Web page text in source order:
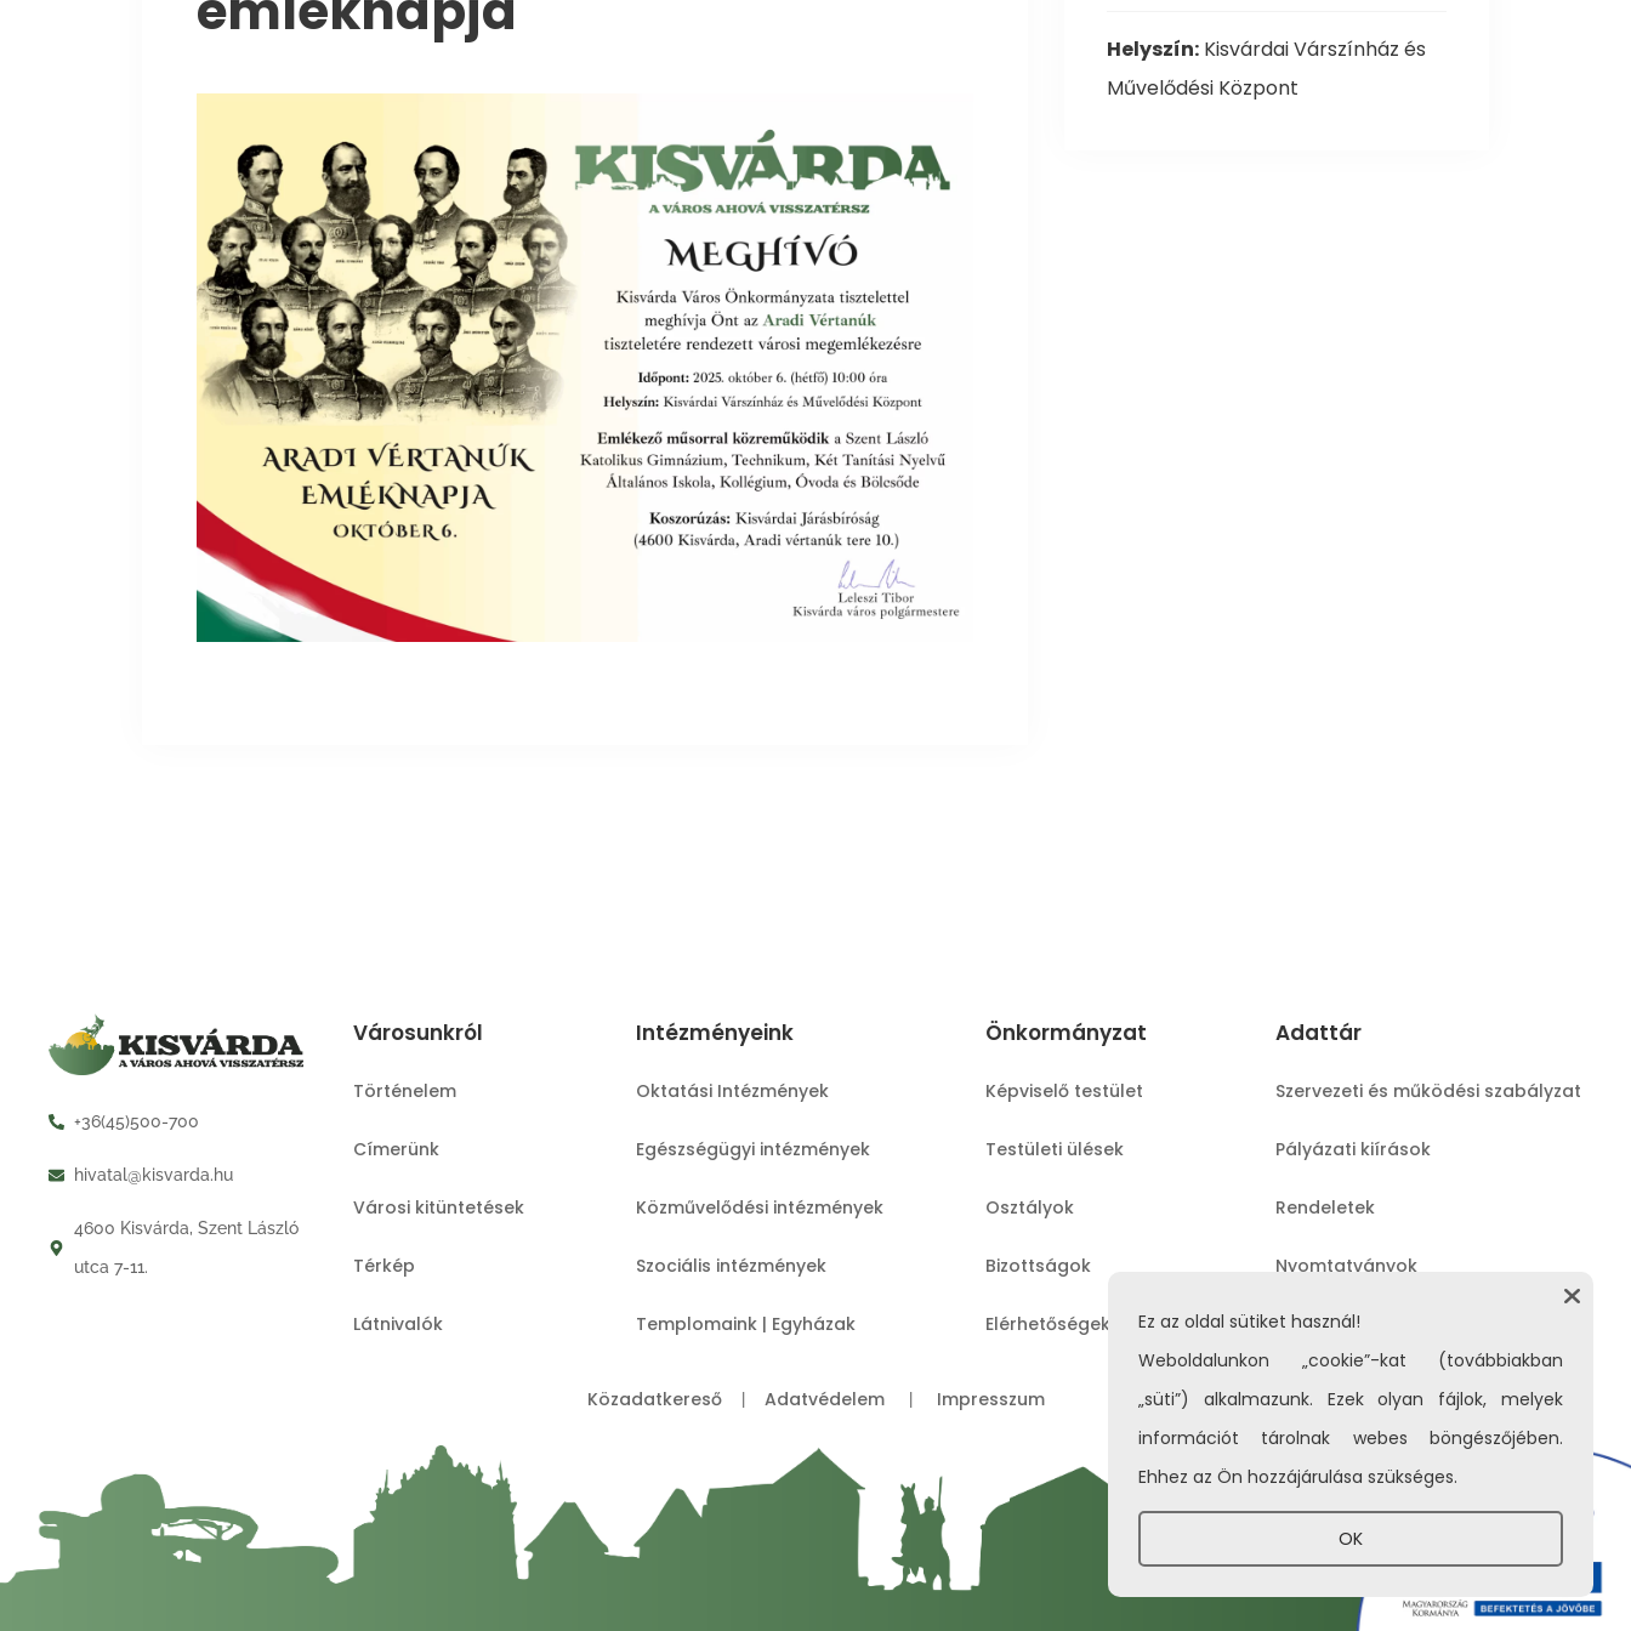
Helyszín: Kisvárdai Várszínház és
Művelődési Központ
Ez az oldal sütiket használ!
Weboldalunkon „cookie”-kat (továbbiakban
„süti”) alkalmazunk. Ezek olyan fájlok, melyek
információt tárolnak webes böngészőjében.
Ehhez az Ön hozzájárulása szükséges.
OK
+36(45)500-700
hivatal@kisvarda.hu
4600 Kisvárda, Szent László
utca 7-11.
Városunkról
Történelem
Címerünk
Városi kitüntetések
Térkép
Látnivalók
Intézményeink
Oktatási Intézmények
Egészségügyi intézmények
Közművelődési intézmények
Szociális intézmények
Templomaink | Egyházak
Önkormányzat
Képviselő testület
Testületi ülések
Osztályok
Bizottságok
Elérhetőségek
Adattár
Szervezeti és működési szabályzat
Pályázati kiírások
Rendeletek
Nyomtatványok
Közérdekű adatok
Közadatkereső Adatvédelem Impresszum